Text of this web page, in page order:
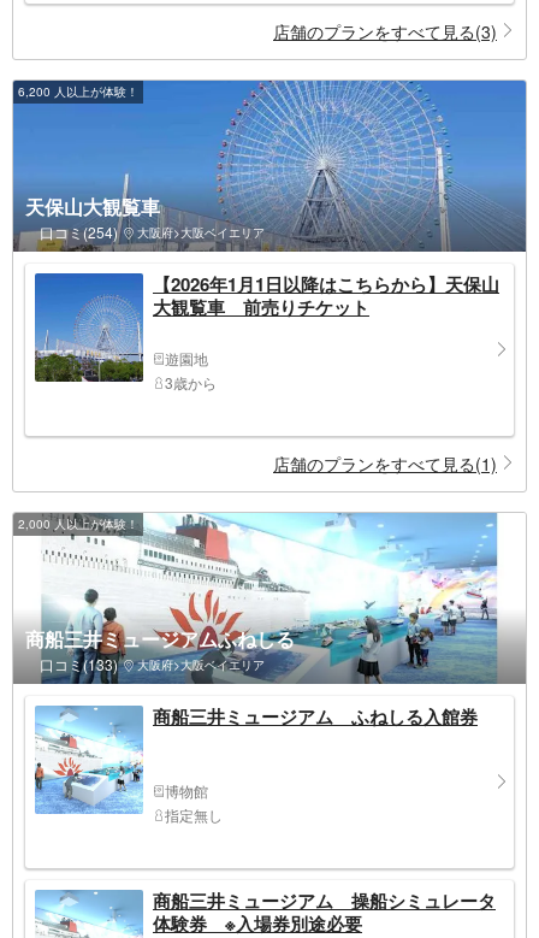
店舗のプランをすべて見る(3)
6,200 人以上が体験！
天保山大観覧車
口コミ(254) 大阪府>大阪ベイエリア
【2026年1月1日以降はこちらから】天保山
大観覧車 前売りチケット
遊園地
3歳から
店舗のプランをすべて見る(1)
2,000 人以上が体験！
商船三井ミュージアムふねしる
口コミ(133) 大阪府>大阪ベイエリア
商船三井ミュージアム ふねしる入館券
博物館
指定無し
商船三井ミュージアム 操船シミュレータ
体験券 ※入場券別途必要